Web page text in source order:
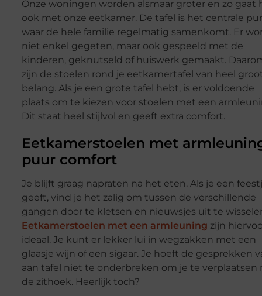
Onze woningen worden alsmaar groter en zo gaat
ook met onze eetkamer. De tafel is het centrale
waar de hele familie regelmatig samenkomt. Er
niet enkel gegeten, maar ook gespeeld met de
kinderen, geknutseld of huiswerk gemaakt.
zijn de stoelen rond je eetkamertafel van heel
belang. Als je een grote tafel hebt, is er voldoende
plaats om te kiezen voor stoelen met een
Dit staat heel stijlvol en geeft extra comfort.
Eetkamerstoelen met
puur comfort
Je blijft graag napraten na het eten. Als je een
geeft, vind je het zalig om tussen de verschillende
gangen door te kletsen en nieuwsjes uit te
Eetkamerstoelen met een armleuning zijn
ideaal. Je kunt er lekker lui in wegzakken met een
glaasje wijn of een sigaar. Je hoeft de gesprekken
aan tafel niet te onderbreken om je te verplaatsen
de zithoek. Heerlijk toch?